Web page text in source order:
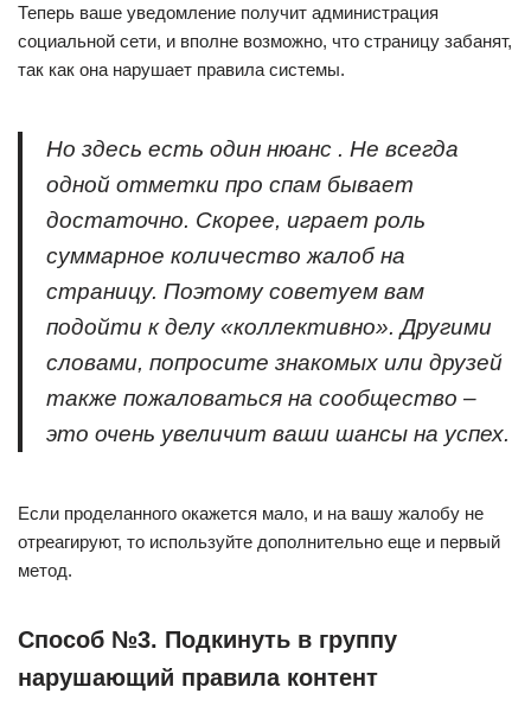
Теперь ваше уведомление получит администрация
социальной сети, и вполне возможно, что страницу забанят,
так как она нарушает правила системы.
Но здесь есть один нюанс . Не всегда
одной отметки про спам бывает
достаточно. Скорее, играет роль
суммарное количество жалоб на
страницу. Поэтому советуем вам
подойти к делу «коллективно». Другими
словами, попросите знакомых или друзей
также пожаловаться на сообщество –
это очень увеличит ваши шансы на успех.
Если проделанного окажется мало, и на вашу жалобу не
отреагируют, то используйте дополнительно еще и первый
метод.
Способ №3. Подкинуть в группу
нарушающий правила контент